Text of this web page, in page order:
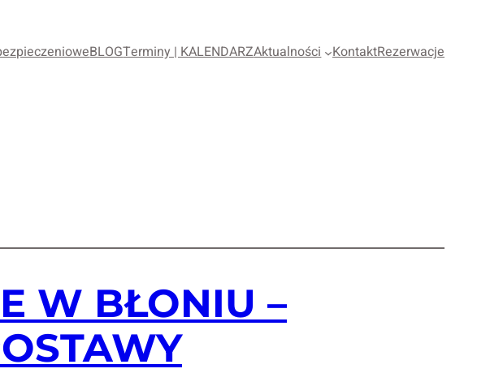
BLOGTerminy | KALENDARZAktualności KontaktRezerwacje
W BŁONIU –